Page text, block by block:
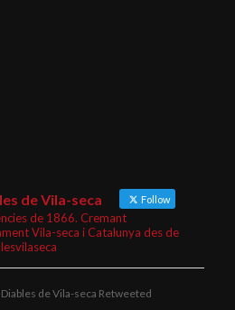
de Vila-seca Follow
de 1866. Cremant
Vila-seca i Catalunya des de
de Vila-seca Retweeted